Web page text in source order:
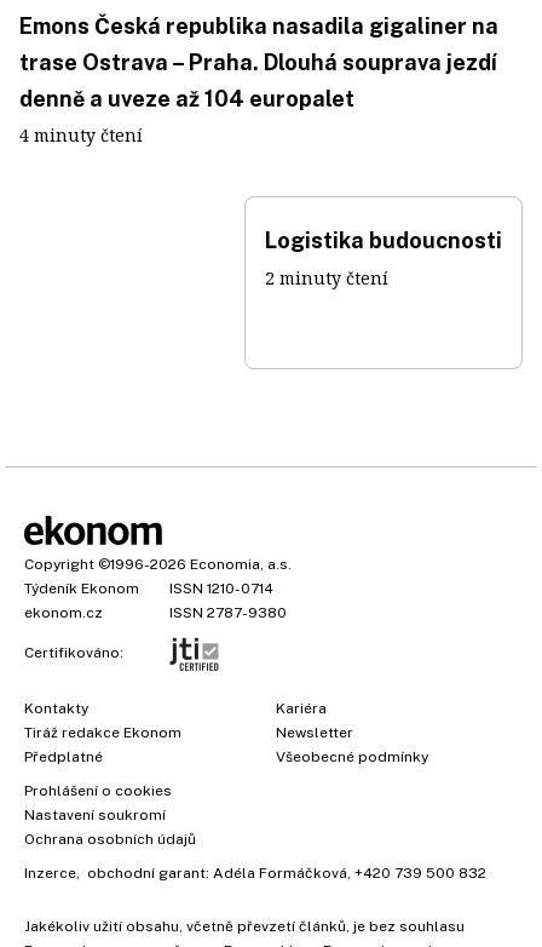
Emons Česká republika nasadila gigaliner na
trase Ostrava – Praha. Dlouhá souprava jezdí
denně a uveze až 104 europalet
4 minuty čtení
Logistika budoucnosti
2 minuty čtení
Copyright ©1996-2026 Economia, a.s.
Týdeník Ekonom
ISSN 1210-0714
ekonom.cz
ISSN 2787-9380
Certifikováno:
Kontakty
Tiráž redakce Ekonom
Předplatné
Kariéra
Newsletter
Všeobecné podmínky
Prohlášení o cookies
Nastavení soukromí
Ochrana osobních údajů
Inzerce , obchodní garant: Adéla Formáčková +420 739 500 832
Jakékoliv užití obsahu, včetně převzetí článků, je bez souhlasu